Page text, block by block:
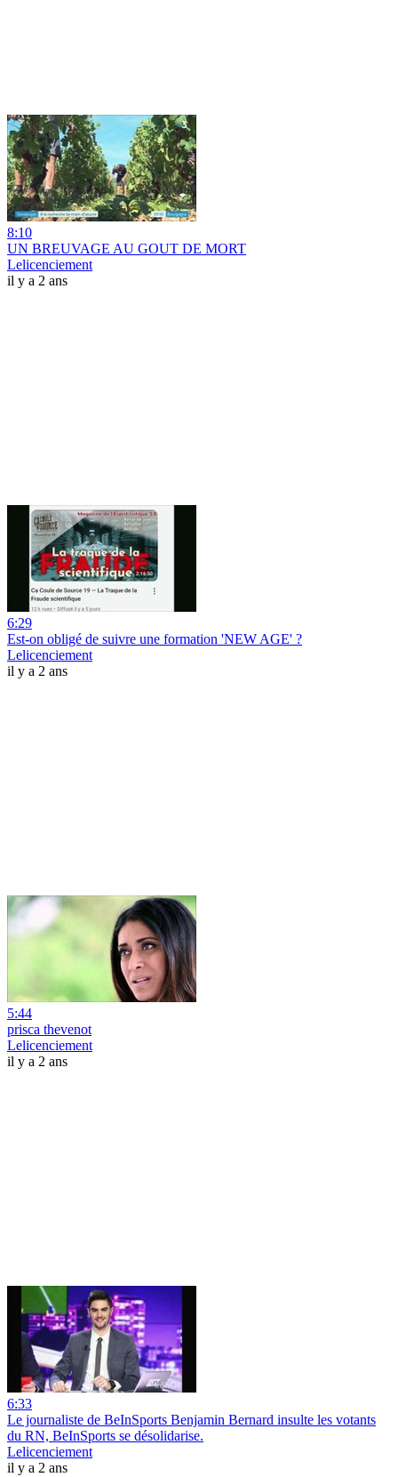
8:10
UN BREUVAGE AU GOUT DE MORT
Lelicenciement
il y a 2 ans
6:29
Est-on obligé de suivre une formation 'NEW AGE' ?
Lelicenciement
il y a 2 ans
5:44
prisca thevenot
Lelicenciement
il y a 2 ans
6:33
Le journaliste de BeInSports Benjamin Bernard insulte les votants
du RN, BeInSports se désolidarise.
Lelicenciement
il y a 2 ans